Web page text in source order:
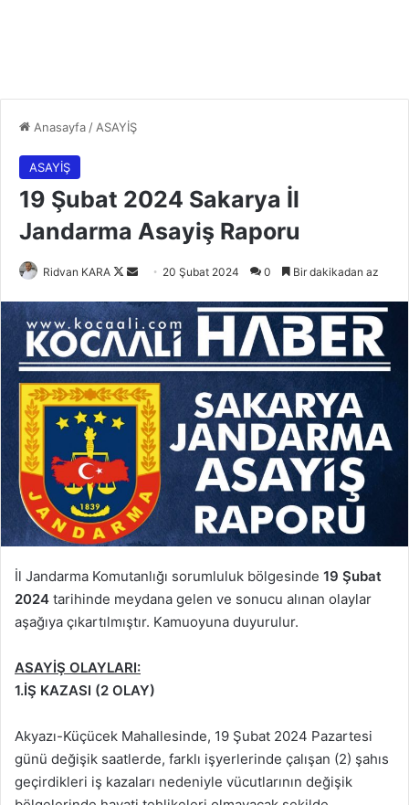
Anasayfa / ASAYİŞ
ASAYİŞ
19 Şubat 2024 Sakarya İl
Jandarma Asayiş Raporu
Ridvan KARA
Follow
X
Bir
posta
göndermek
20 Şubat 2024 0 Bir dakikadan az
İl Jandarma Komutanlığı sorumluluk bölgesinde 19 Şubat
2024 tarihinde meydana gelen ve sonucu alınan olaylar
aşağıya çıkartılmıştır. Kamuoyuna duyurulur.
ASAYİŞ OLAYLARI:
1.İŞ KAZASI (2 OLAY)
Akyazı-Küçücek Mahallesinde, 19 Şubat 2024 Pazartesi
günü değişik saatlerde, farklı işyerlerinde çalışan (2) şahıs
geçirdikleri iş kazaları nedeniyle vücutlarının değişik